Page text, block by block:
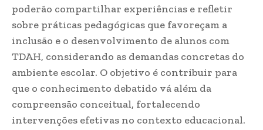
poderão compartilhar experiências e refletir
sobre práticas pedagógicas que favoreçam a
inclusão e o desenvolvimento de alunos com
TDAH, considerando as demandas concretas do
ambiente escolar. O objetivo é contribuir para
que o conhecimento debatido vá além da
compreensão conceitual, fortalecendo
intervenções efetivas no contexto educacional.